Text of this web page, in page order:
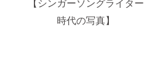
【シンガーソングライター
時代の写真】